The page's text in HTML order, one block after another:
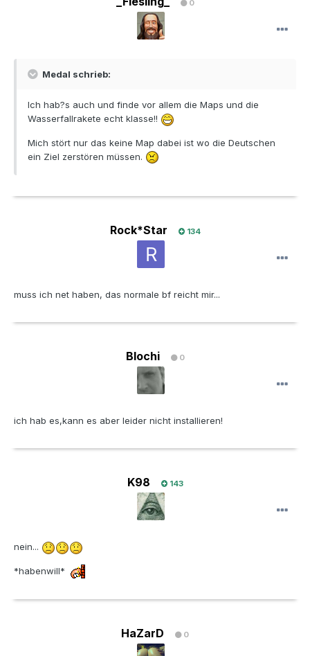
0
Medal schrieb:
Ich hab?s auch und finde vor allem die Maps und die
Wasserfallrakete echt klasse!!
Mich stört nur das keine Map dabei ist wo die Deutschen
ein Ziel zerstören müssen.
Rock*Star 134
muss ich net haben, das normale bf reicht mir...
Blochi 0
ich hab es,kann es aber leider nicht installieren!
K98 143
nein...
*habenwill*
HaZarD 0